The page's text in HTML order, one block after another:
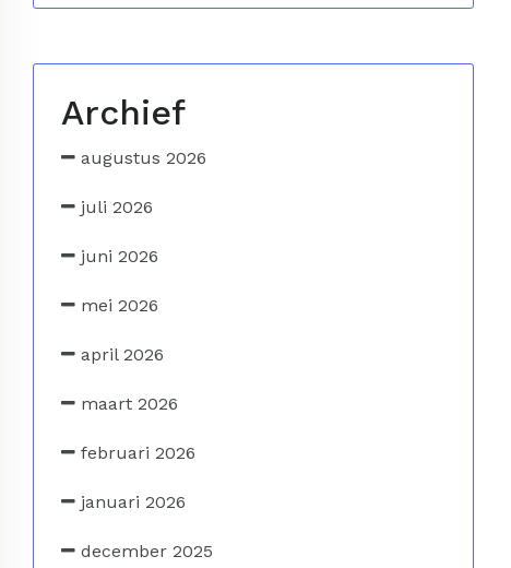
Archief
augustus 2026
juli 2026
juni 2026
mei 2026
april 2026
maart 2026
februari 2026
januari 2026
december 2025